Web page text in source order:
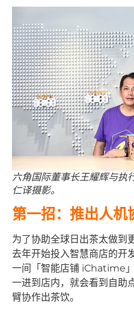
六角国际董事长王耀辉与执
仁译摄影。
第一招：推出人机
为了协助全球日出茶太做到
去年开始投入智慧商店的开
一间「智能店铺 iChatime
一进到店内，就会看到自助
臂协作出茶饮。